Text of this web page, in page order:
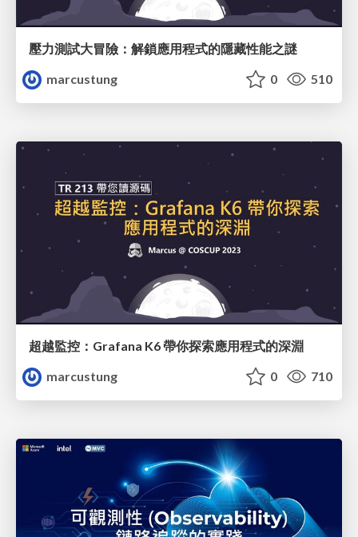
壓力測試大冒險：解鎖應用程式的隱藏性能之謎
marcustung
0 510
超越監控：Grafana K6 帶你探索應用程式的深淵
marcustung
0 710